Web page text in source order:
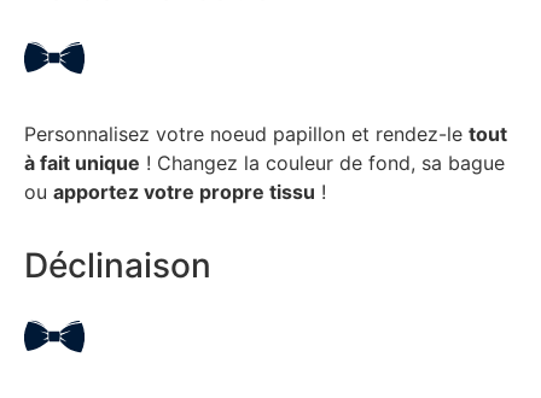
Personnalisez votre noeud papillon et rendez-le tout
à fait unique ! Changez la couleur de fond, sa bague
ou apportez votre propre tissu !
Déclinaison